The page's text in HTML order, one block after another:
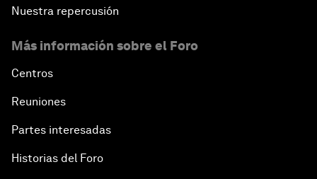
Nuestra repercusión
Más información sobre el Foro
Centros
Reuniones
Partes interesadas
Historias del Foro